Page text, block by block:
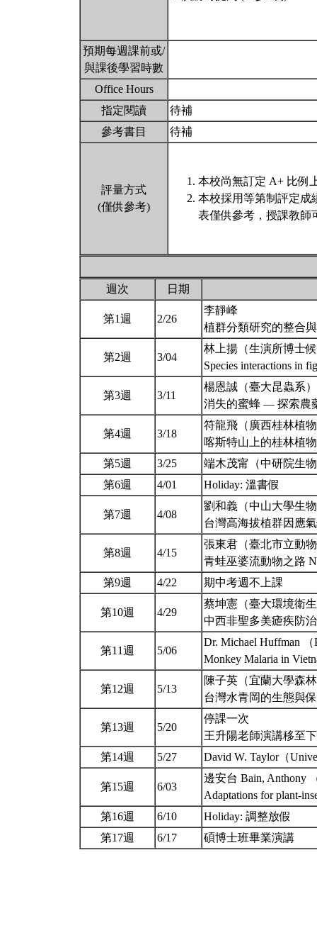
預期每週課前或/
與課後學習時數
Office Hours
指定閱讀
待補
參考書目
待補
評量方式
(僅供參考)
本校尚無訂定 A+ 比例
本校採用等第制評定成
表僅供參考，授課教師
週次 日期
第1週 2/26
李靜峰
植群分類研究的整合
第2週 3/04
林上揚（生演所博士
Species interactions in
第3週 3/11
楊恩誠（臺大昆蟲系）
消失的蜜蜂 — 探索農
第4週 3/18
符龍飛（廣西桂林植
喀斯特山上的桂林植
第5週
3/25
端木茂甯（中研院生
第6週
4/01 Holiday: 溫書假
第7週 4/08
劉和義（中山大學生
台灣高海拔植群因應
第8週 4/15
張東君（臺北市立動
青蛙巫婆流動物之路
第9週
4/22 期中考週不上課
第10週 4/29
蔡坤憲（臺大環境衛
中西非聖多美瘧疾防
第11週 5/06
Dr. Michael Huffman （
Monkey Malaria in
第12週 5/13
陳子英（宜蘭大學森
台灣水青岡的生態與
第13週 5/20
停課一次
王升陽老師演講移至
第14週
5/27 David W. Taylor（
第15週 6/03
邊安台 Bain, Anthony
Adaptations for plant-
第16週
6/10
Holiday: 調整放假
第17週
6/17 碩博士班畢業演講